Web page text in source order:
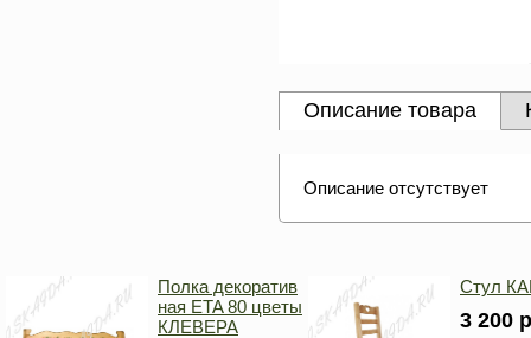
Описание товара
Описание отсутствует
Полка декоратив
ная ETA 80 цветы
КЛЕВЕРА
Стул
3 200